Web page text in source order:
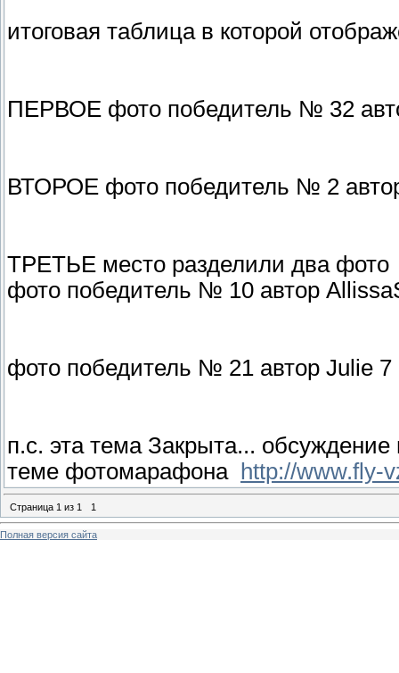
итоговая таблица в которой
ПЕРВОЕ фото победитель № 32
ВТОРОЕ фото победитель № 2
ТРЕТЬЕ место разделили два фото
фото победитель № 10 автор
фото победитель № 21 автор Julie 7
п.с. эта тема Закрыта...
теме фотомарафона
http://www.fly-
Страница 1 из 1 1
Полная версия сайта